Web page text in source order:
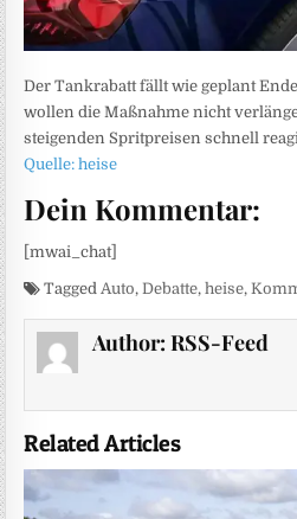
Der Tankrabatt fällt wie geplant
wollen die Maßnahme nicht
steigenden Spritpreisen schnell
Quelle: heise
Dein Kommentar:
[mwai_chat]
TaggedAuto,Debatte,heise,
Author: RSS-Feed
Related Articles